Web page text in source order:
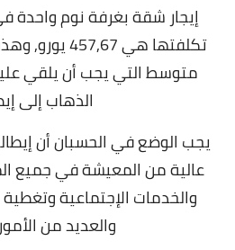
إيجار شقة بغرفة نوم واحدة
تكلفتها هي 457,67 يورو, و
متوسط التي يجب أن يلقي
الذهاب إلى
يجب الوضع في الحسبان أن
عالية من المعيشة في جميع
والخدمات الإجتماعية وتغطية
والعديد من